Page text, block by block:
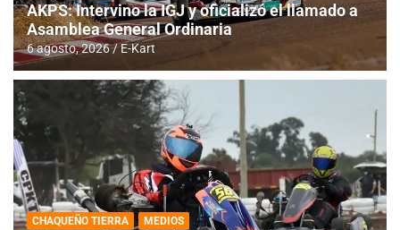
AKPS: Intervino la IGJ y oficializó el llamado a
Asamblea General Ordinaria
6 agosto, 2026 E-Kart
CHAQUEÑO TIERRA MEDIOS